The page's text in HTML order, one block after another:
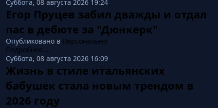
Суббота, 08 августа 2026 19:24
Егор Пруцев забил дважды и отдал
пас в дебюте за "Дюнкерк"
Опубликовано в Персонально
Подробнее ...
Суббота, 08 августа 2026 16:09
Жизнь в стиле итальянских
бабушек стала новым трендом в
2026 году